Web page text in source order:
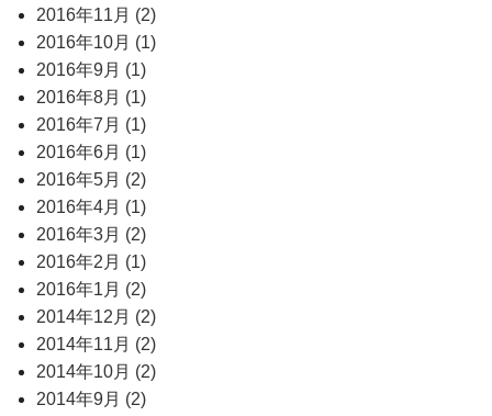
2016年11月 (2)
2016年10月 (1)
2016年9月 (1)
2016年8月 (1)
2016年7月 (1)
2016年6月 (1)
2016年5月 (2)
2016年4月 (1)
2016年3月 (2)
2016年2月 (1)
2016年1月 (2)
2014年12月 (2)
2014年11月 (2)
2014年10月 (2)
2014年9月 (2)